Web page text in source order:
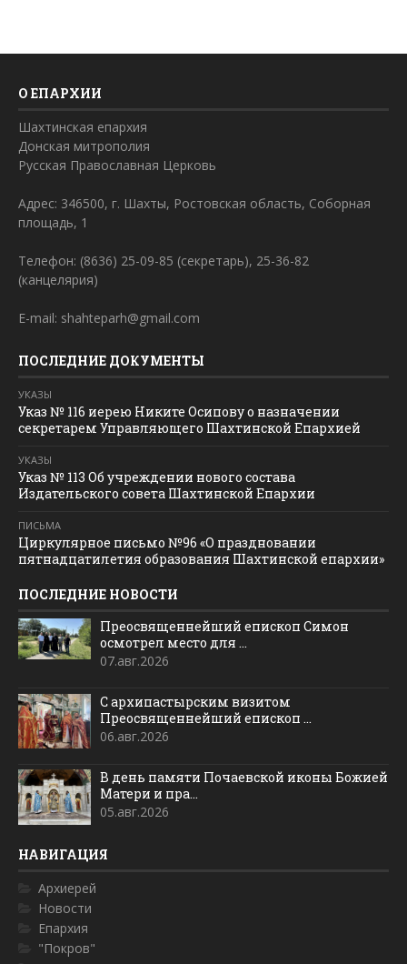
О ЕПАРХИИ
Шахтинская епархия
Донская митрополия
Русская Православная Церковь
Адрес: 346500, г. Шахты, Ростовская область, Соборная
площадь, 1
Телефон: (8636) 25-09-85 (секретарь), 25-36-82
(канцелярия)
E-mail: shahteparh@gmail.com
ПОСЛЕДНИЕ ДОКУМЕНТЫ
УКАЗЫ
Указ № 116 иерею Никите Осипову о назначении
секретарем Управляющего Шахтинской Епархией
УКАЗЫ
Указ № 113 Об учреждении нового состава
Издательского совета Шахтинской Епархии
ПИСЬМА
Циркулярное письмо №96 «О праздновании
пятнадцатилетия образования Шахтинской епархии»
ПОСЛЕДНИЕ НОВОСТИ
Преосвященнейший епископ Симон
осмотрел место для ...
07.авг.2026
С архипастырским визитом
Преосвященнейший епископ ...
06.авг.2026
В день памяти Почаевской иконы Божией
Матери и пра...
05.авг.2026
НАВИГАЦИЯ
Архиерей
Новости
Епархия
"Покров"